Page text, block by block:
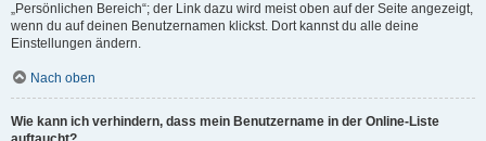
„Persönlichen Bereich“; der Link dazu wird meist oben auf der Seite angezeigt,
wenn du auf deinen Benutzernamen klickst. Dort kannst du alle deine
Einstellungen ändern.
Nach oben
Wie kann ich verhindern, dass mein Benutzername in der Online-Liste